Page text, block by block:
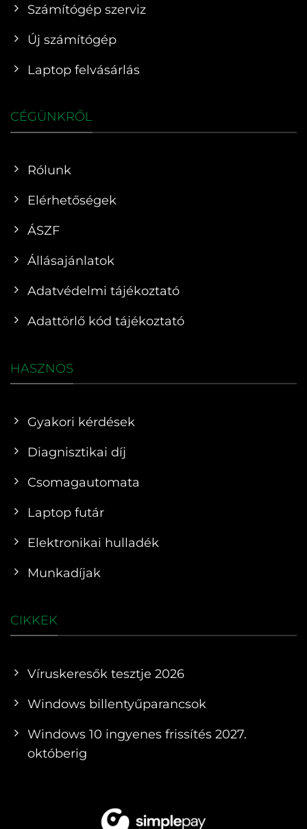
Számítógép szerviz
Új számítógép
Laptop felvásárlás
CÉGÜNKRŐL
Rólunk
Elérhetőségek
ÁSZF
Állásajánlatok
Adatvédelmi tájékoztató
Adattörlő kód tájékoztató
HASZNOS
Gyakori kérdések
Diagnisztikai díj
Csomagautomata
Laptop futár
Elektronikai hulladék
Munkadíjak
CIKKEK
Víruskeresők tesztje 2026
Windows billentyűparancsok
Windows 10 ingyenes frissítés 2027.
októberig